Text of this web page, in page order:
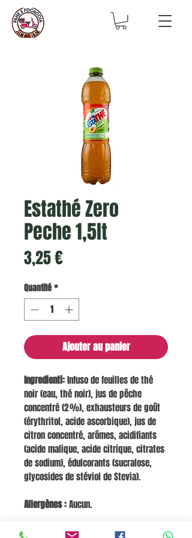
Estathé Zero
Peche 1,5lt
3,25 €Prix
Quantité*
Ajouter au panier
Ingredienti:Infuso de feuilles de thé
noir (eau, thé noir), jus de pêche
concentré (2 %), exhausteurs de goût
(érythritol, acide ascorbique), jus de
citron concentré, arômes, acidifiants
(acide malique, acide citrique, citrates
de sodium), édulcorants (sucralose,
glycosides de stéviol de Stevia).
Allergènes :Aucun.
Valeurs nutritionnelles pour 100 ml :